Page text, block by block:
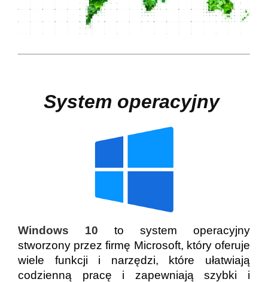
System operacyjny
Windows 10 to system operacyjny
stworzony przez firmę Microsoft, który oferuje
wiele funkcji i narzędzi, które ułatwiają
codzienną pracę i zapewniają szybki i